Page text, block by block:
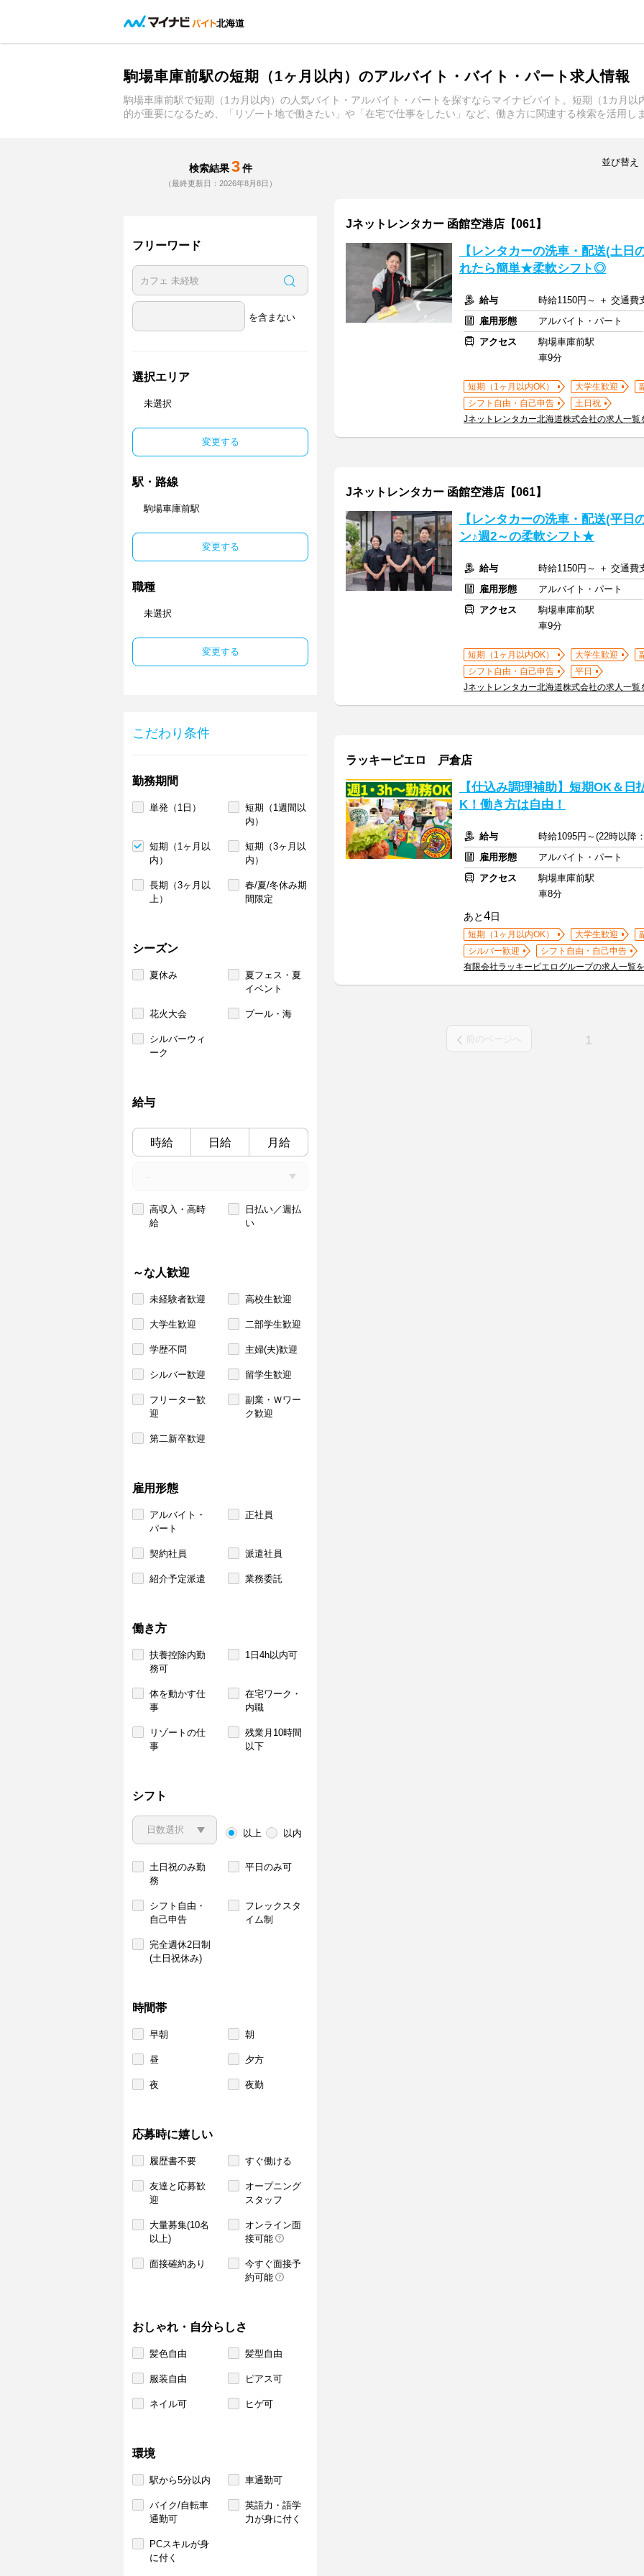
北海道
駒場車庫前駅の短期（1ヶ月以内）のアルバイト・バイト・パート求人情報
駒場車庫前駅で短期（1カ月以内）の人気バイト・アルバイト・パートを探すならマイナビバイト。短期（1カ月以
的が重要になるため、「リゾート地で働きたい」や「在宅で仕事をしたい」など、働き方に関連する検索を活用し
検索結果 3 件
（最終更新日：2026年8月8日）
フリーワード
を含まない
選択エリア
未選択
変更する
駅・路線
駒場車庫前駅
変更する
職種
未選択
変更する
こだわり条件
勤務期間
単発（1日）
短期（1週間以
内）
短期（1ヶ月以
内）
短期（3ヶ月以
内）
長期（3ヶ月以
上）
春/夏/冬休み期
間限定
シーズン
夏休み
夏フェス・夏
イベント
花火大会 プール・海
シルバーウィ
ーク
給与
時給 日給 月給
高収入・高時
給
日払い／週払
い
～な人歓迎
未経験者歓迎 高校生歓迎
大学生歓迎 二部学生歓迎
学歴不問 主婦(夫)歓迎
シルバー歓迎 留学生歓迎
フリーター歓
迎
副業・Ｗワー
ク歓迎
第二新卒歓迎
雇用形態
アルバイト・
パート
正社員
契約社員 派遣社員
紹介予定派遣 業務委託
働き方
扶養控除内勤
務可
1日4h以内可
体を動かす仕
事
在宅ワーク・
内職
リゾートの仕
事
残業月10時間
以下
シフト
以上 以内
土日祝のみ勤
務
平日のみ可
シフト自由・
自己申告
フレックスタ
イム制
完全週休2日制
(土日祝休み)
時間帯
早朝 朝
昼 夕方
夜 夜勤
応募時に嬉しい
履歴書不要 すぐ働ける
友達と応募歓
迎
オープニング
スタッフ
大量募集(10名
以上)
オンライン面
接可能
面接確約あり
今すぐ面接予
約可能
おしゃれ・自分らしさ
髪色自由 髪型自由
服装自由 ピアス可
ネイル可 ヒゲ可
環境
駅から5分以内 車通勤可
バイク/自転車
通勤可
英語力・語学
力が身に付く
PCスキルが身
に付く
並び替え
Jネットレンタカー 函館空港店【061】
【レンタカーの洗車・配送(土
れたら簡単★柔軟シフト◎
給与
時給1150円～ ＋ 交通費
雇用形態
アルバイト・パート
アクセス
駒場車庫前駅
車9分
短期（1ヶ月以内OK） 大学生歓迎
シフト自由・自己申告
土日祝
Jネットレンタカー北海道株式会社の求人一覧
Jネットレンタカー 函館空港店【061】
【レンタカーの洗車・配送(平
ン♪週2～の柔軟シフト★
給与
時給1150円～ ＋ 交通費
雇用形態
アルバイト・パート
アクセス
駒場車庫前駅
車9分
短期（1ヶ月以内OK） 大学生歓迎
シフト自由・自己申告
平日
Jネットレンタカー北海道株式会社の求人一覧
ラッキーピエロ 戸倉店
【仕込み調理補助】短期OK＆
K！働き方は自由！
給与
時給1095円～(22時以降
雇用形態
アルバイト・パート
アクセス
駒場車庫前駅
車8分
あと4日
短期（1ヶ月以内OK） 大学生歓迎
シルバー歓迎
シフト自由・自己申告
有限会社ラッキーピエログループの求人一覧
前のページへ 1